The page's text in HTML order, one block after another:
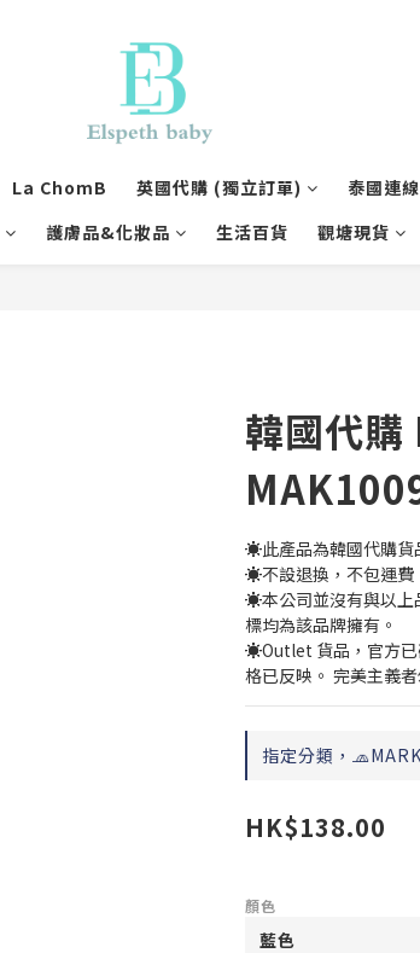
La ChomB 英國代購 (獨立訂單)
泰國連
護膚品&化妝品 生活百貨 觀塘現貨
韓國代購
☀️此產品為韓國代購貨
☀️不設退換，不包運費
☀️本公司並沒有與以上
標均為該品牌擁有。
☀️Outlet 貨品，官方已
格已反映。 完美主義
指定分類，
HK$138.00
顏色